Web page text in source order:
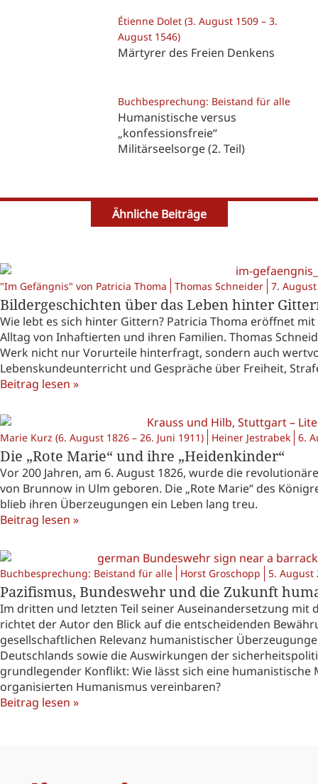
Étienne Dolet (3. August 1509 – 3.
August 1546)
Märtyrer des Freien Denkens
Buchbesprechung: Beistand für alle
Humanistische versus
„konfessionsfreie“
Militärseelsorge (2. Teil)
Ähnliche Beiträge
"Im Gefängnis" von Patricia Thoma Thomas Schneider 7.
Bildergeschichten über das Leben hinter
Wie lebt es sich hinter Gittern? Patricia Thoma eröffnet
Alltag von Inhaftierten und ihren Familien. Thomas
Werk nicht nur Vorurteile hinterfragt, sondern auch
Lebenskundeunterricht und Gespräche über Freiheit,
Beitrag lesen »
Marie Kurz (6. August 1826 – 26. Juni 1911) Heiner Jestrabek 6.
Die „Rote Marie“ und ihre „Heidenkinder“
Vor 200 Jahren, am 6. August 1826, wurde die
von Brunnow in Ulm geboren. Die „Rote Marie“ des
blieb ihren Überzeugungen ein Leben lang treu.
Beitrag lesen »
Buchbesprechung: Beistand für alle Horst Groschopp 5. August
Pazifismus, Bundeswehr und die Zukunft
Im dritten und letzten Teil seiner Auseinandersetzung
richtet der Autor den Blick auf die entscheidenden
gesellschaftlichen Relevanz humanistischer
Deutschlands sowie die Auswirkungen der
grundlegender Konflikt: Wie lässt sich eine
organisierten Humanismus vereinbaren?
Beitrag lesen »